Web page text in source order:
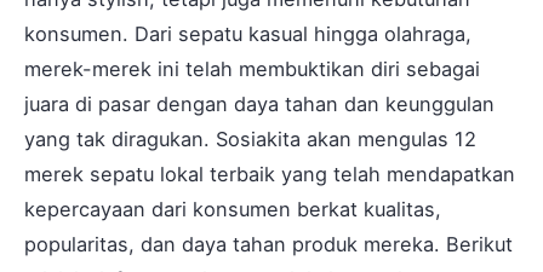
konsumen. Dari sepatu kasual hingga olahraga,
merek-merek ini telah membuktikan diri sebagai
juara di pasar dengan daya tahan dan keunggulan
yang tak diragukan. Sosiakita akan mengulas 12
merek sepatu lokal terbaik yang telah mendapatkan
kepercayaan dari konsumen berkat kualitas,
popularitas, dan daya tahan produk mereka. Berikut